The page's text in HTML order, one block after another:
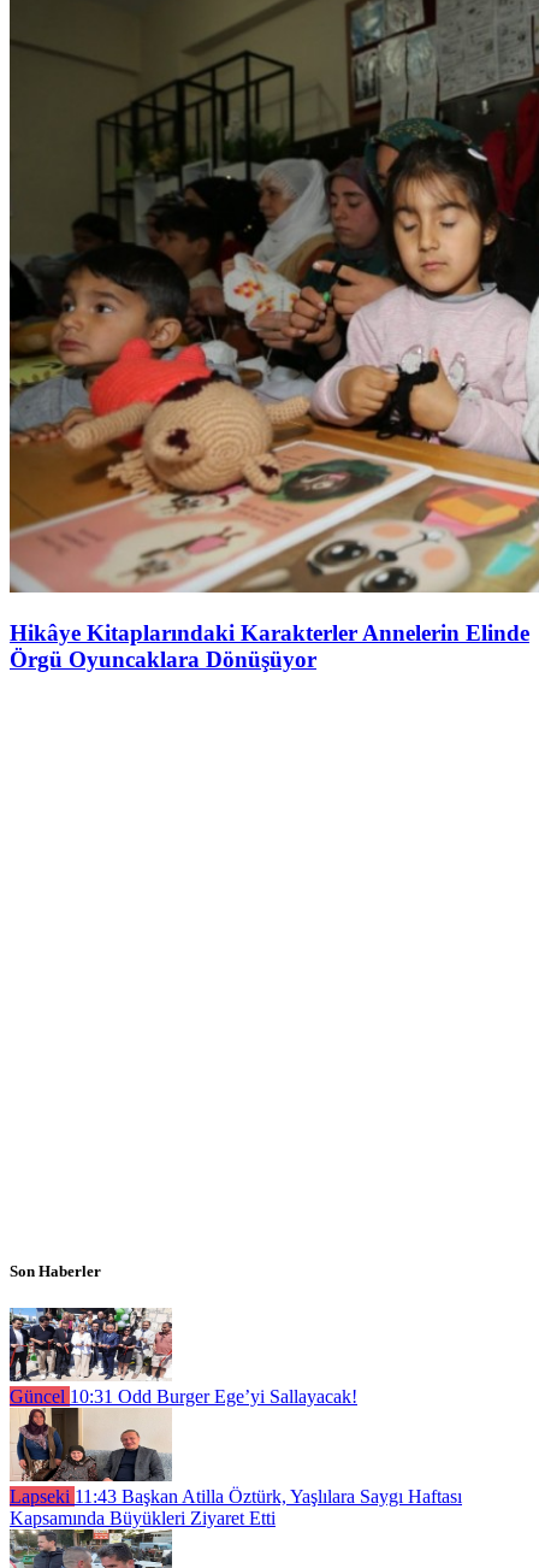
Hikâye Kitaplarındaki Karakterler Annelerin Elinde
Örgü Oyuncaklara Dönüşüyor
Son Haberler
Güncel 10:31 Odd Burger Ege’yi Sallayacak!
Lapseki 11:43 Başkan Atilla Öztürk, Yaşlılara Saygı Haftası
Kapsamında Büyükleri Ziyaret Etti